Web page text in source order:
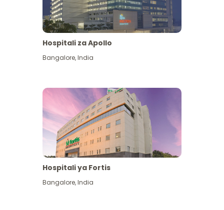
Hospitali za Apollo
Bangalore,India
Hospitali ya Fortis
Bangalore,India